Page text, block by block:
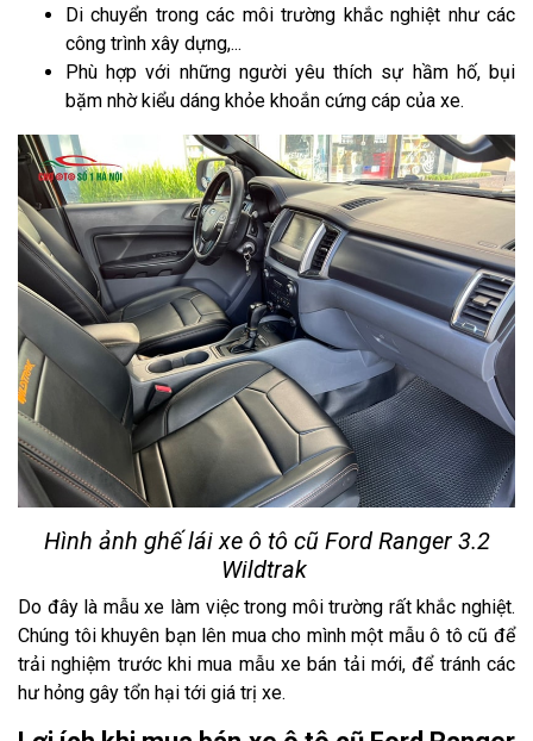
Di chuyển trong các môi trường khắc nghiệt như các
công trình xây dựng,...
Phù hợp với những người yêu thích sự hầm hố, bụi
bặm nhờ kiểu dáng khỏe khoắn cứng cáp của xe.
Hình ảnh ghế lái xe ô tô cũ Ford Ranger 3.2
Wildtrak
Do đây là mẫu xe làm việc trong môi trường rất khắc nghiệt.
Chúng tôi khuyên bạn lên mua cho mình một mẫu ô tô cũ để
trải nghiệm trước khi mua mẫu xe bán tải mới, để tránh các
hư hỏng gây tổn hại tới giá trị xe.